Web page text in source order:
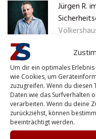
Um dir ein optimales
wie Cookies, um
zuzugreifen. Wenn du
Daten wie das Surfverhalten
verarbeiten. Wenn du deine
zurückziehst, können
beeinträchtigt werden.
Jürgen R.
Ein
die